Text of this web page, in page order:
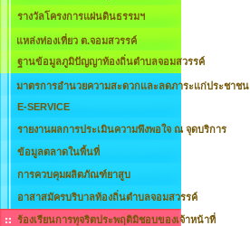
รางวัลโครงการแผ่นดินธรรมฯ
แหล่งท่องเที่ยว ต.จอมสวรรค์
ฐานข้อมูลภูมิปัญญาท้องถิ่นตำบลจอมสวรรค์
มาตรการอำนวยความสะดวกและลดภาระแก่ประชาชน
E-SERVICE
รายงานผลการประเมินความพึงพอใจ ณ จุดบริการ
ข้อมูลตลาดในพื้นที่
การควบคุมผลิตภัณฑ์ยาสูบ
อาสาสมัครบริบาลท้องถิ่นตำบลจอมสวรรค์
ร้องเรียนการทุจริตประพฤติมิชอบของเจ้าหน้าที่